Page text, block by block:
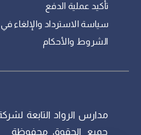
تأكيد عملية الدفع
سياسة الاسترداد والإلغاء
الشروط والأحكام
جميع الحقوق محفوظة